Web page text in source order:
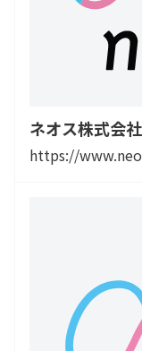
ネオス株式会社
https://